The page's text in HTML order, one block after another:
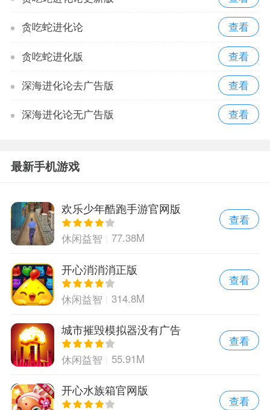
贪吃蛇进化论
贪吃蛇进化版
深海进化论去广告版
深海进化论无广告版
最新手机游戏
欢乐少年酷跑手游官网版
休闲益智 77.38M
查看
开心消消消正版
休闲益智 314.8M
查看
城市摧毁模拟器没有广告
休闲益智 55.91M
查看
开心水族箱官网版
查看